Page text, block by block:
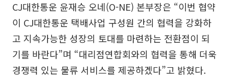
CJ대한통운 윤재승 오네(O-NE) 본부장은 “이번 협약
이 CJ대한통운 택배사업 구성원 간의 협력을 강화하
고 지속가능한 성장의 토대를 마련하는 전환점이 되
기를 바란다”며 “대리점연합회와의 협력을 통해 더욱
경쟁력 있는 물류 서비스를 제공하겠다”고 밝혔다.